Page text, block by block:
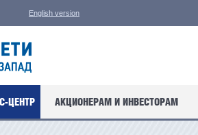
English version
ЦЕНТР АКЦИОНЕРАМ И ИНВЕСТОРАМ